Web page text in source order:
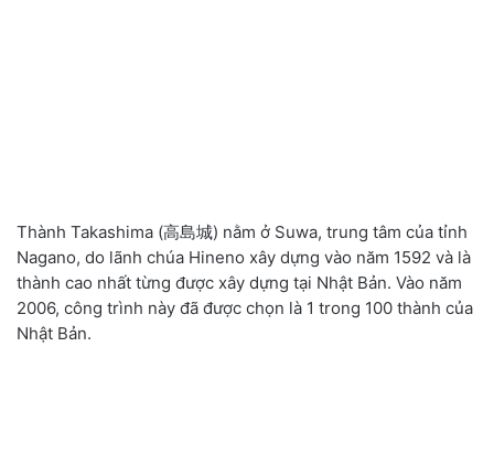
Thành Takashima (高島城) nằm ở Suwa, trung tâm của tỉnh
Nagano, do lãnh chúa Hineno xây dựng vào năm 1592 và là
thành cao nhất từng được xây dựng tại Nhật Bản. Vào năm
2006, công trình này đã được chọn là 1 trong 100 thành của
Nhật Bản.